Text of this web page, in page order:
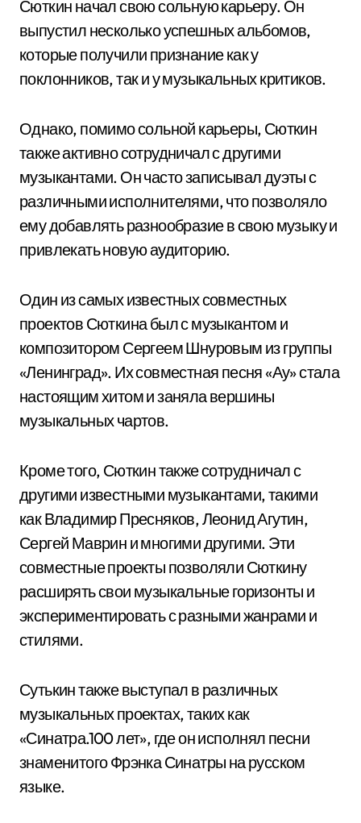
Сюткин начал свою сольную карьеру. Он
выпустил несколько успешных альбомов,
которые получили признание как у
поклонников, так и у музыкальных критиков.
Однако, помимо сольной карьеры, Сюткин
также активно сотрудничал с другими
музыкантами. Он часто записывал дуэты с
различными исполнителями, что позволяло
ему добавлять разнообразие в свою музыку и
привлекать новую аудиторию.
Один из самых известных совместных
проектов Сюткина был с музыкантом и
композитором Сергеем Шнуровым из группы
«Ленинград». Их совместная песня «Ау» стала
настоящим хитом и заняла вершины
музыкальных чартов.
Кроме того, Сюткин также сотрудничал с
другими известными музыкантами, такими
как Владимир Пресняков, Леонид Агутин,
Сергей Маврин и многими другими. Эти
совместные проекты позволяли Сюткину
расширять свои музыкальные горизонты и
экспериментировать с разными жанрами и
стилями.
Сутькин также выступал в различных
музыкальных проектах, таких как
«Синатра.100 лет», где он исполнял песни
знаменитого Фрэнка Синатры на русском
языке.